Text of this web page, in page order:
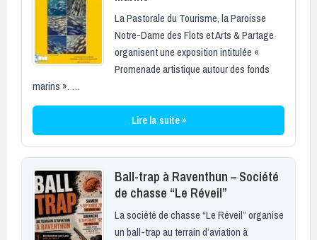
La Pastorale du Tourisme, la Paroisse
Notre-Dame des Flots et Arts & Partage
organisent une exposition intitulée «
Promenade artistique autour des fonds
marins ». …
Lire la suite »
Ball-trap à Raventhun – Société
de chasse “Le Réveil”
La société de chasse “Le Réveil” organise
un ball-trap au terrain d’aviation à